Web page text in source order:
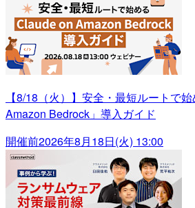
【8/18（火）】安全・最短ルートで
Amazon Bedrock」導入ガイド
開催前2026年8月18日(火) 13:00